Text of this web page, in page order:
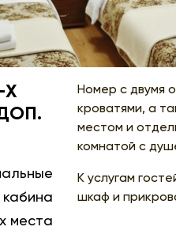
Х
места
Номер с двумя
кроватями, а
местом и
комнатой с
К услугам
шкаф и